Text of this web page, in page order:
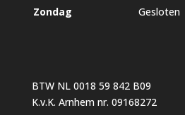
Zondag
Gesloten
BTW NL 0018 59 842 B09
K.v.K. Arnhem nr. 09168272